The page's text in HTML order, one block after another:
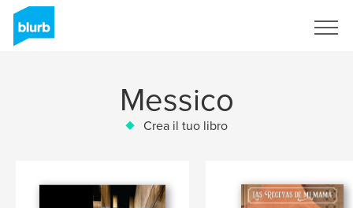
Messico
Crea il tuo libro